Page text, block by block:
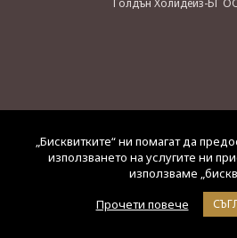
Голдън Холидейз-БГ
„Бисквитките“ ни помагат да
използването на услугите ни
използваме
Прочети повече